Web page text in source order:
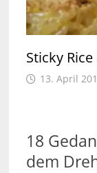
Sticky
13. April
18
dem